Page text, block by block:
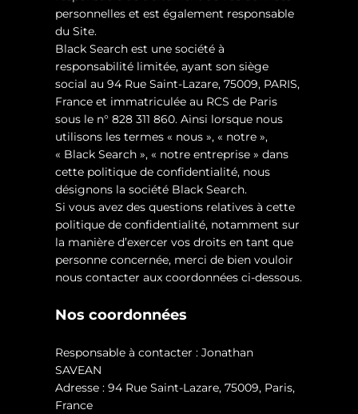
personnelles et est également responsable
du Site.
Black Search est une société à
responsabilité limitée, ayant son siège
social au 94 Rue Saint-Lazare, 75009, PARIS,
France et immatriculée au RCS de Paris
sous le n° 828 311 860. Ainsi lorsque nous
utilisons les termes « nous », « notre »,
« Black Search », « notre entreprise » dans
cette politique de confidentialité, nous
désignons la société Black Search.
Si vous avez des questions relatives à cette
politique de confidentialité, notamment sur
la manière d’exercer vos droits en tant que
personne concernée, merci de bien vouloir
nous contacter aux coordonnées ci-dessous.
Nos coordonnées
Responsable à contacter : Jonathan
SAVEAN
Adresse : 94 Rue Saint-Lazare, 75009, Paris,
France